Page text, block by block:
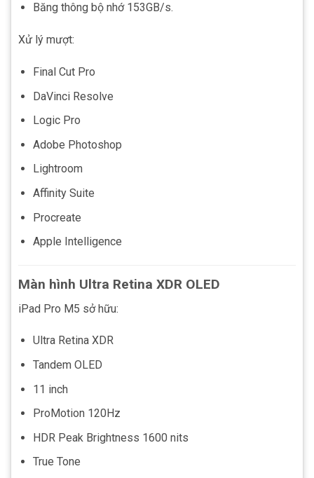
Băng thông bộ nhớ 153GB/s.
Xử lý mượt:
Final Cut Pro
DaVinci Resolve
Logic Pro
Adobe Photoshop
Lightroom
Affinity Suite
Procreate
Apple Intelligence
Màn hình Ultra Retina XDR OLED
iPad Pro M5 sở hữu:
Ultra Retina XDR
Tandem OLED
11 inch
ProMotion 120Hz
HDR Peak Brightness 1600 nits
True Tone